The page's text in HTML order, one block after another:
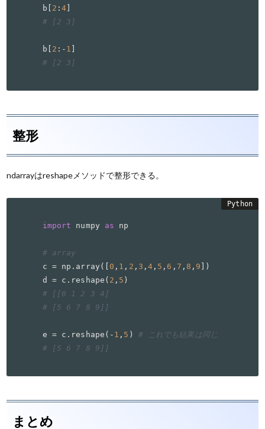
b[ 2 :4
# [2 3]
b[ 2 :- 1
# [2 3]
整形
ndarrayはreshapeメソッドで整形できる。
import numpy as np
# array
c = np.array([ 0 , 1 , 2 , 3 , 4 , 5 , 6 , 7 , 8 , 9 ])
d = c.reshape( 2 , 5
# [[0 1 2 3 4]
# [5 6 7 8 9]]
e = c.reshape(- 1 , 5 ) # これでも結果は同じ
# [5 6 7 8 9]]
まとめ